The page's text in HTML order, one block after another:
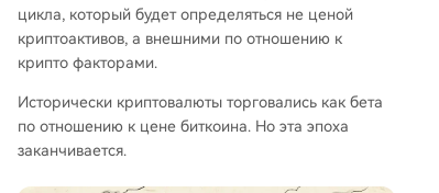
цикла, который будет определяться не ценой
криптоактивов, а внешними по отношению к
крипто факторами.
Исторически криптовалюты торговались как бета
по отношению к цене биткоина. Но эта эпоха
заканчивается.